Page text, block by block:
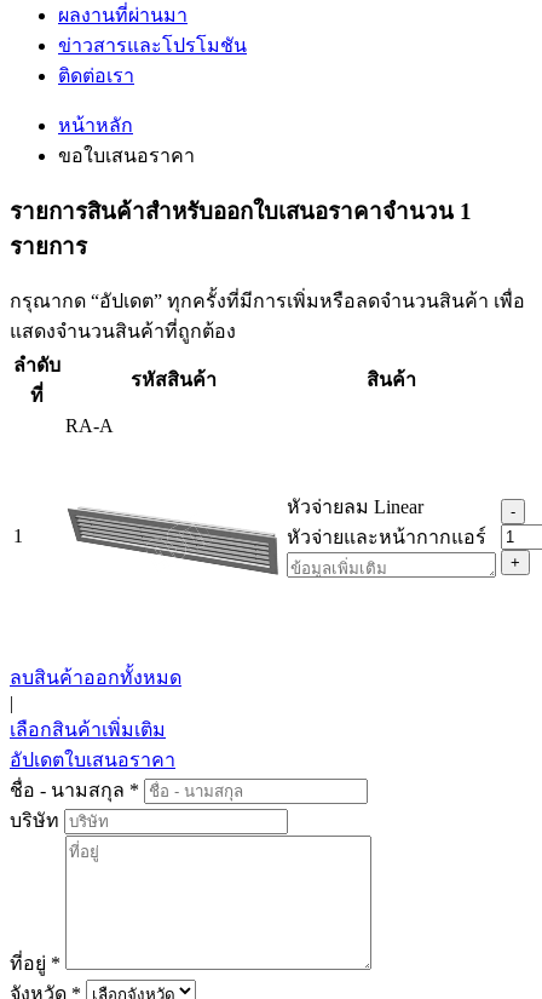
ผลงานที่ผ่านมา
ข่าวสารและโปรโมชัน
ติดต่อเรา
หน้าหลัก
ขอใบเสนอราคา
รายการสินค้าสําหรับออกใบเสนอราคาจำนวน 1
รายการ
กรุณากด “อัปเดต” ทุกครั้งที่มีการเพิ่มหรือลดจำนวนสินค้า เพื่อ
แสดงจำนวนสินค้าที่ถูกต้อง
ลำดับ
ที่
รหัสสินค้า สินค้า
1
RA-A
หัวจ่ายลม Linear
หัวจ่ายและหน้ากากแอร์
-
+
ลบสินค้าออกทั้งหมด
|
เลือกสินค้าเพิ่มเติม
อัปเดตใบเสนอราคา
ชื่อ - นามสกุล *
บริษัท
ที่อยู่ *
จังหวัด *